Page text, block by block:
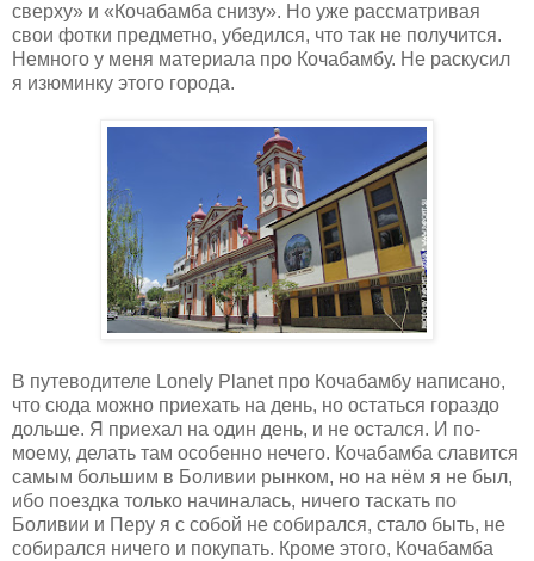
сверху» и «Кочабамба снизу». Но уже рассматривая
свои фотки предметно, убедился, что так не получится.
Немного у меня материала про Кочабамбу. Не раскусил
я изюминку этого города.
В путеводителе Lonely Planet про Кочабамбу написано,
что сюда можно приехать на день, но остаться гораздо
дольше. Я приехал на один день, и не остался. И по-
моему, делать там особенно нечего. Кочабамба славится
самым большим в Боливии рынком, но на нём я не был,
ибо поездка только начиналась, ничего таскать по
Боливии и Перу я с собой не собирался, стало быть, не
собирался ничего и покупать. Кроме этого, Кочабамба